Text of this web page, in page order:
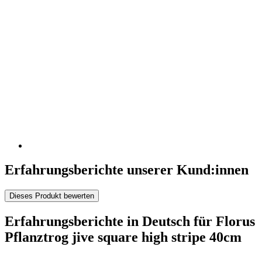
Erfahrungsberichte unserer Kund:innen
Dieses Produkt bewerten
Erfahrungsberichte in Deutsch für Florus
Pflanztrog jive square high stripe 40cm